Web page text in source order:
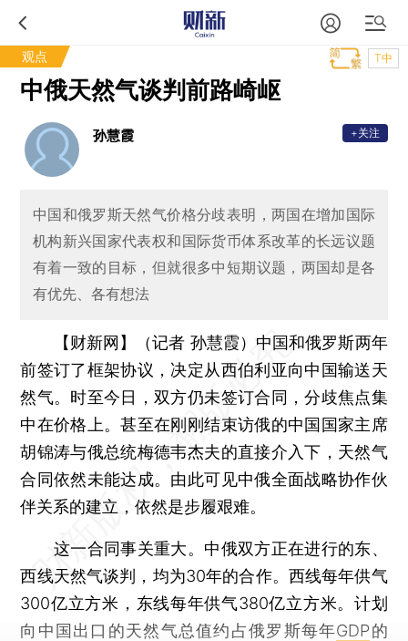
观点 T中
中俄天然气谈判前路崎岖
孙慧霞 +关注
中国和俄罗斯天然气价格分歧表明，两国在增加国际
机构新兴国家代表权和国际货币体系改革的长远议题
有着一致的目标，但就很多中短期议题，两国却是各
有优先、各有想法
【财新网】（记者 孙慧霞） 中国和俄罗斯两年
前签订了框架协议，决定从西伯利亚向中国输送天
然气。时至今日，双方仍未签订合同，分歧焦点集
中在价格上。甚至在刚刚结束访俄的中国国家主席
胡锦涛与俄总统梅德韦杰夫的直接介入下，天然气
合同依然未能达成。由此可见中俄全面战略协作伙
伴关系的建立，依然是步履艰难。
这一合同事关重大。中俄双方正在进行的东、
西线天然气谈判，均为30年的合作。西线每年供气
300亿立方米，东线每年供气380亿立方米。计划
向中国出口的天然气总值约占俄罗斯每年GDP的